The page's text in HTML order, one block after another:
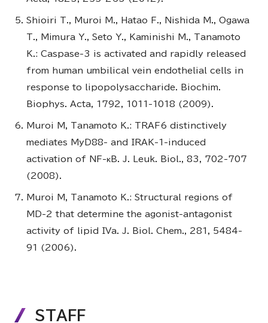
Shioiri T., Muroi M., Hatao F., Nishida M., Ogawa
T., Mimura Y., Seto Y., Kaminishi M., Tanamoto
K.: Caspase-3 is activated and rapidly released
from human umbilical vein endothelial cells in
response to lipopolysaccharide. Biochim.
Biophys. Acta, 1792, 1011-1018 (2009).
Muroi M, Tanamoto K.: TRAF6 distinctively
mediates MyD88- and IRAK-1-induced
activation of NF-κB. J. Leuk. Biol., 83, 702-707
(2008).
Muroi M, Tanamoto K.: Structural regions of
MD-2 that determine the agonist-antagonist
activity of lipid IVa. J. Biol. Chem., 281, 5484-
91 (2006).
STAFF